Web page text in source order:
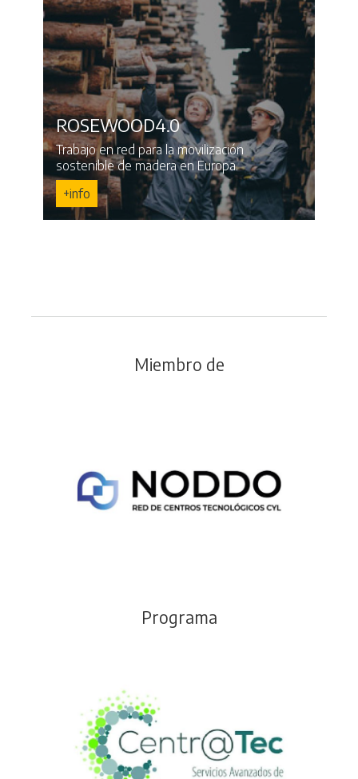
ROSEWOOD4.0
Trabajo en red para la movilización
sostenible de madera en Europa.
+info
Miembro de
Programa